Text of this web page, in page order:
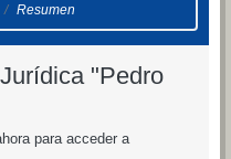
Resumen
"Pedro
para acceder a